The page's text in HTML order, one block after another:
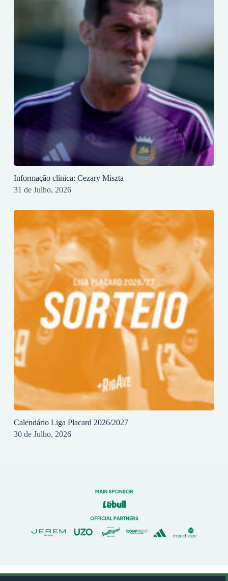
Informação clínica: Cezary Miszta
31 de Julho, 2026
Calendário Liga Placard 2026/2027
30 de Julho, 2026